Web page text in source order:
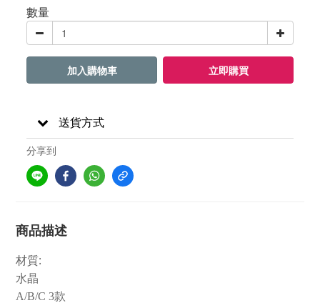
數量
加入購物車 立即購買
送貨方式
分享到
商品描述
材質:
水晶
A/B/C 3款